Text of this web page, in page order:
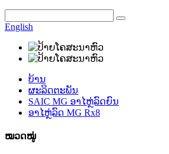
English
ບ້ານ
ຜະລິດຕະພັນ
SAIC MG ອາໄຫຼ່ລົດຍົນ
ອາໄຫຼ່ລົດ MG Rx8
ໝວດໝູ່